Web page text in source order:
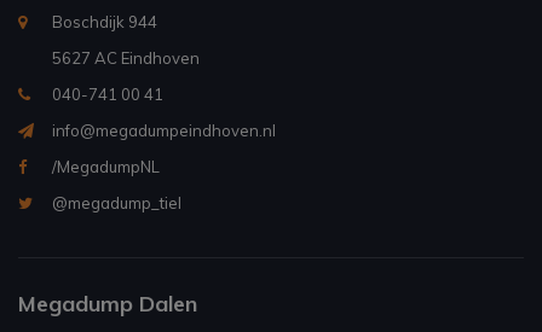
Boschdijk 944
5627 AC Eindhoven
040-741 00 41
info@megadumpeindhoven.nl
/MegadumpNL
@megadump_tiel
Megadump Dalen